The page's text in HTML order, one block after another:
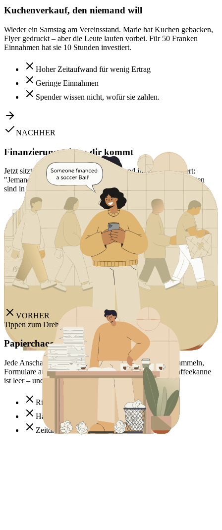
Kuchenverkauf, den niemand will
Wieder ein Samstag am Vereinsstand. Marie hat Kuchen gebacken,
Flyer gedruckt – aber die Leute laufen vorbei. Für 50 Franken
Einnahmen hat sie 10 Stunden investiert.
Hoher Zeitaufwand für wenig Ertrag
Geringe Einnahmen
Spender wissen nicht, wofür sie zahlen.
NACHHER
Finanzierung, die zu dir kommt
Jetzt sitzt Marie entspannt zu Hause – und ihr Handy vibriert:
"Jemand hat einen Ball finanziert!" Die neuen Gymnastikmatten
sind in einer Woche voll finanziert. Ganz ohne Kuchenstand.
Mehr Zeit fürs Training
Höhere Beträge möglich
Mehr Spenden durch Transparenz
J
Jason
Kassier beim FC Sportverein
VORHER
Tippen zum Drehen
Papierchaos und endlose Bürokratie
Jede Anschaffung bedeutet Anträge schreiben, Belege sammeln,
Formulare ausfüllen. Der Schreibtisch quillt über, die Kaffeekanne
ist leer – und der Ball ist immer noch nicht finanziert.
Riesige Excel-Listen
Handgeschriebene Spendebescheinigungen
Zeitdruck durch Deadlines